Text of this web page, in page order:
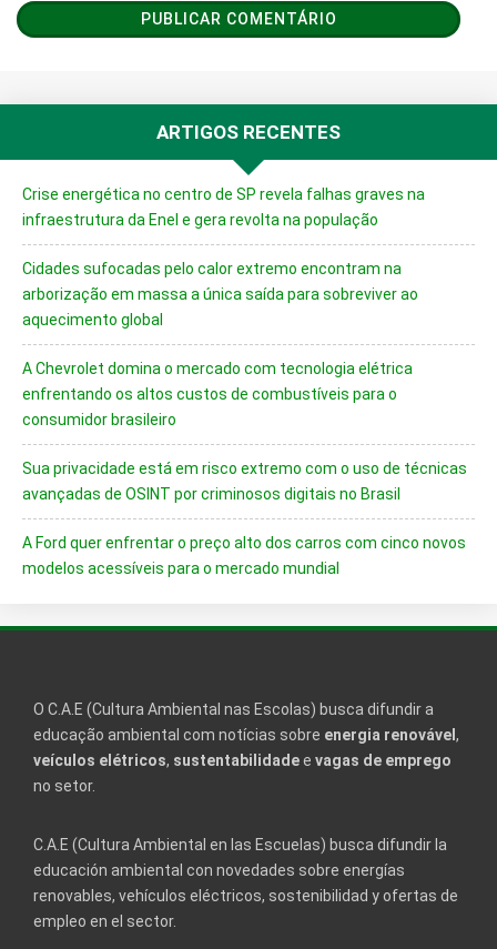
ARTIGOS RECENTES
Crise energética no centro de SP revela falhas graves na
infraestrutura da Enel e gera revolta na população
Cidades sufocadas pelo calor extremo encontram na
arborização em massa a única saída para sobreviver ao
aquecimento global
A Chevrolet domina o mercado com tecnologia elétrica
enfrentando os altos custos de combustíveis para o
consumidor brasileiro
Sua privacidade está em risco extremo com o uso de técnicas
avançadas de OSINT por criminosos digitais no Brasil
A Ford quer enfrentar o preço alto dos carros com cinco novos
modelos acessíveis para o mercado mundial
O C.A.E (Cultura Ambiental nas Escolas) busca difundir a
educação ambiental com notícias sobre energia renovável ,
veículos elétricos, sustentabilidadee vagas de emprego
no setor.
C.A.E (Cultura Ambiental en las Escuelas) busca difundir la
educación ambiental con novedades sobre energías
renovables, vehículos eléctricos, sostenibilidad y ofertas de
empleo en el sector.